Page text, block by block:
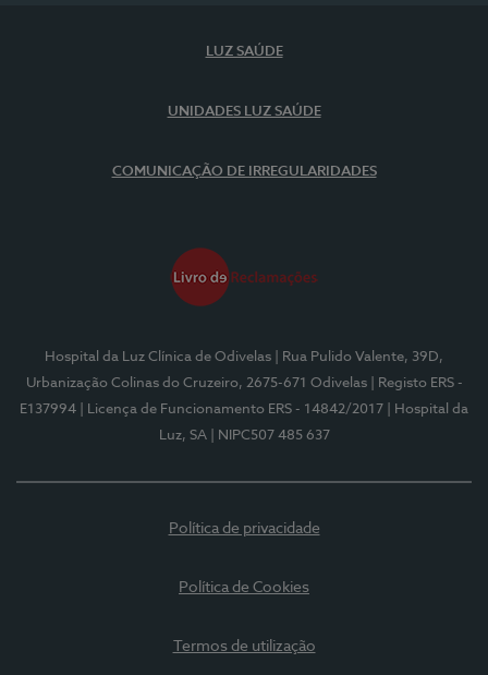
LUZ SAÚDE
UNIDADES LUZ SAÚDE
COMUNICAÇÃO DE IRREGULARIDADES
Hospital da Luz Clínica de Odivelas
| Rua Pulido Valente, 39D,
Urbanização Colinas do Cruzeiro, 2675-671 Odivelas
| Registo ERS -
E137994
| Licença de Funcionamento ERS - 14842/2017
| Hospital da
Luz, SA
| NIPC507 485 637
Política de privacidade
Política de Cookies
Termos de utilização